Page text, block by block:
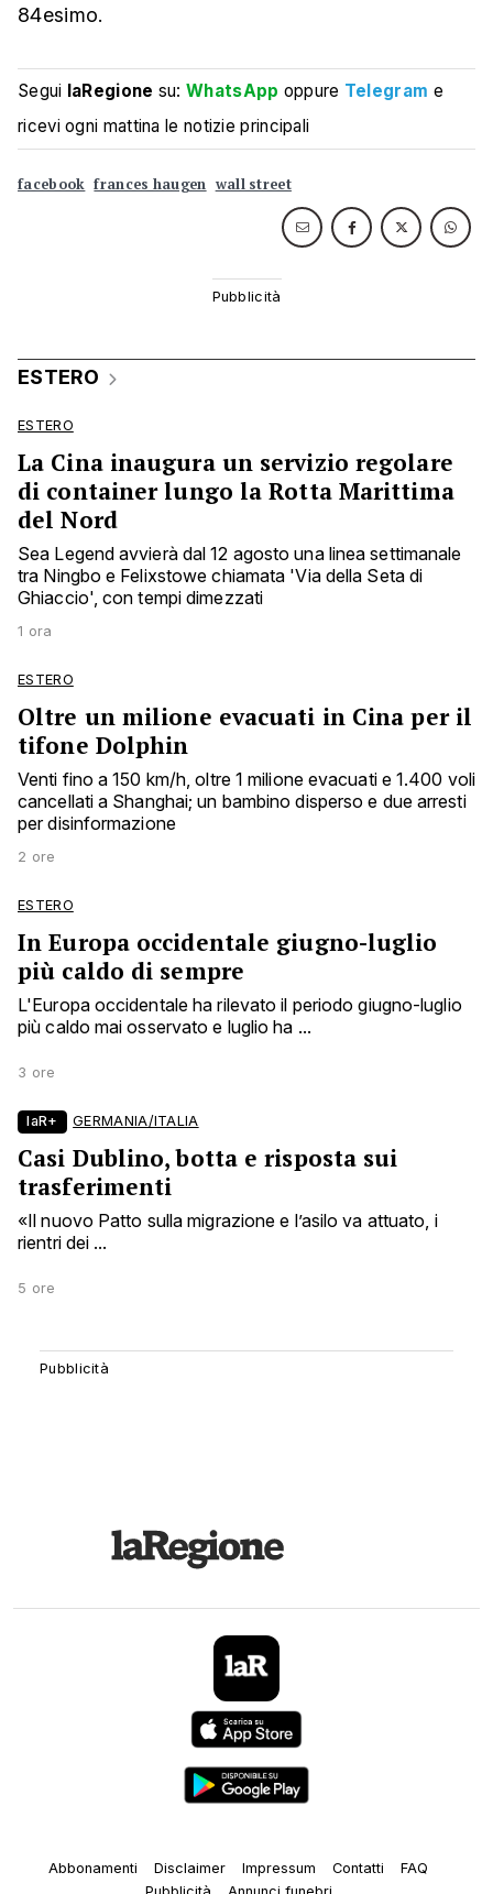
84esimo.
Segui laRegione su:WhatsApp oppure Telegram e
ricevi ogni mattina le notizie principali
facebook frances haugen wall street
ESTERO
ESTERO
La Cina inaugura un servizio regolare
di container lungo la Rotta Marittima
del Nord
Sea Legend avvierà dal 12 agosto una linea settimanale
tra Ningbo e Felixstowe chiamata 'Via della Seta di
Ghiaccio', con tempi dimezzati
1 ora
ESTERO
Oltre un milione evacuati in Cina per il
tifone Dolphin
Venti fino a 150 km/h, oltre 1 milione evacuati e 1.400 voli
cancellati a Shanghai; un bambino disperso e due arresti
per disinformazione
2 ore
ESTERO
In Europa occidentale giugno-luglio
più caldo di sempre
L'Europa occidentale ha rilevato il periodo giugno-luglio
più caldo mai osservato e luglio ha ...
3 ore
laR+ GERMANIA/ITALIA
Casi Dublino, botta e risposta sui
trasferimenti
«Il nuovo Patto sulla migrazione e l’asilo va attuato, i
rientri dei ...
5 ore
Abbonamenti Disclaimer Impressum Contatti
FAQ